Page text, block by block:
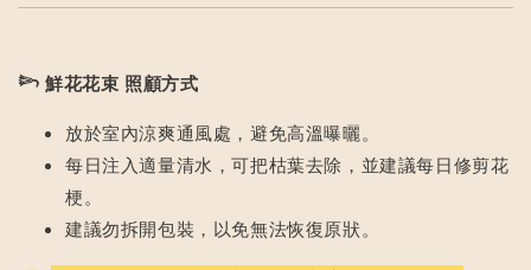
𓆸 鮮花花束 照顧方式
放於室內涼爽通風處，避免高溫曝曬。
每日注入適量清水，可把枯葉去除，並建議每日修剪花
梗。
建議勿拆開包裝，以免無法恢復原狀。